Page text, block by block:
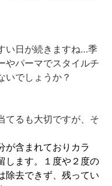
い日が続きますね…季
やパーマでスタイルチ
いでしょうか？
てるも大切ですが、そ
が含まれておりカラ
します。１度や２度の
除去できず、残ってい